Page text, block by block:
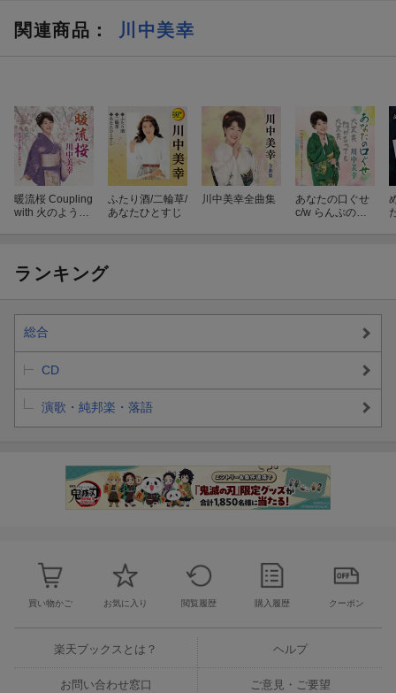
関連商品 ： 川中美幸
暖流桜 Coupling
with 火のように
ふたり酒/二輪草/
あなたひとすじ
川中美幸全曲集
あなたの口ぐせ
c/w らんぷの宿
ランキング
総合
CD
演歌・純邦楽・落語
買い物かご お気に入り 閲覧履歴 購入履歴 クーポン
楽天ブックスとは？ ヘルプ
お問い合わせ窓口 ご意見・ご要望